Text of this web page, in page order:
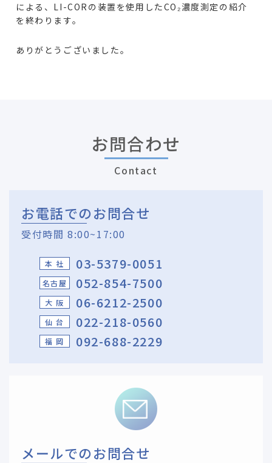
による、LI-CORの装置を使用したCO₂濃度測定の紹介
を終わります。
ありがとうございました。
お問合わせ
Contact
お電話でのお問合せ
受付時間 8:00~17:00
本 社 03-5379-0051
名古屋 052-854-7500
大 阪 06-6212-2500
仙 台 022-218-0560
福 岡 092-688-2229
メールでのお問合せ